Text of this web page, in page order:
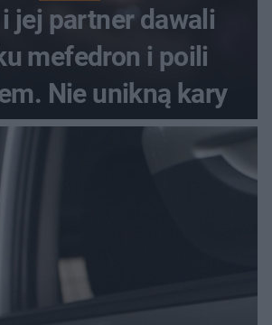
jej partner dawali
mefedron i poili
Nie unikną kary